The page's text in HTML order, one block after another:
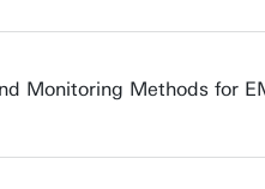
Monitoring Methods for